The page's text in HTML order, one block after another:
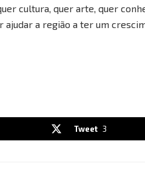
cultura, quer arte, quer
ajudar a região a ter um
Tweet 3